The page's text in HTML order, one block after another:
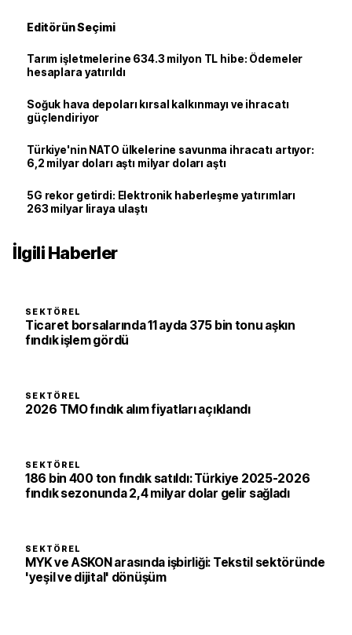
Editörün Seçimi
Tarım işletmelerine 634.3 milyon TL hibe: Ödemeler
hesaplara yatırıldı
Soğuk hava depoları kırsal kalkınmayı ve ihracatı
güçlendiriyor
Türkiye'nin NATO ülkelerine savunma ihracatı artıyor:
6,2 milyar doları aştı milyar doları aştı
5G rekor getirdi: Elektronik haberleşme yatırımları
263 milyar liraya ulaştı
İlgili Haberler
SEKTÖREL
Ticaret borsalarında 11 ayda 375 bin tonu aşkın
fındık işlem gördü
SEKTÖREL
2026 TMO fındık alım fiyatları açıklandı
SEKTÖREL
186 bin 400 ton fındık satıldı: Türkiye 2025-2026
fındık sezonunda 2,4 milyar dolar gelir sağladı
SEKTÖREL
MYK ve ASKON arasında işbirliği: Tekstil sektöründe
'yeşil ve dijital' dönüşüm